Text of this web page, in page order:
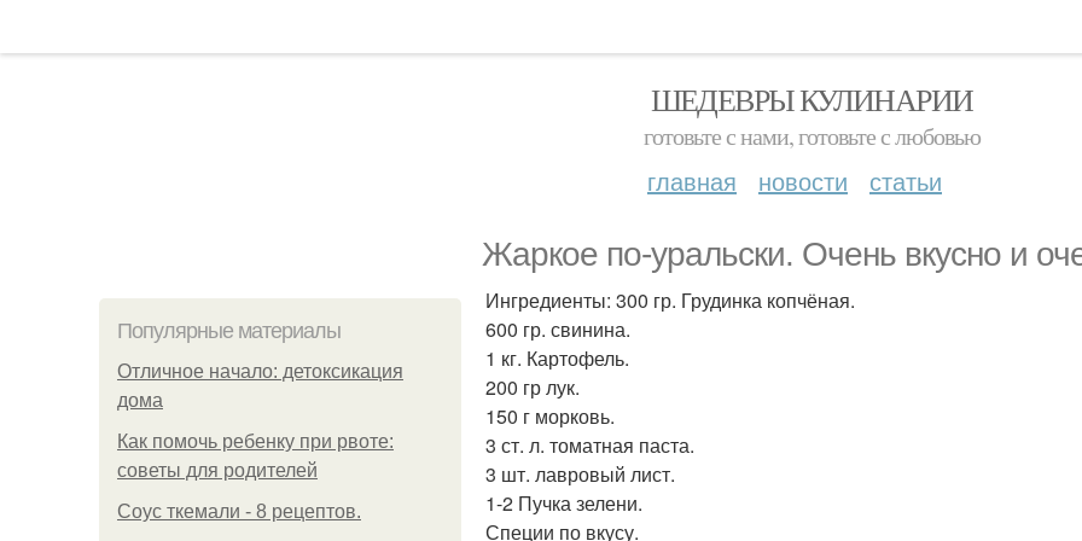
ШЕДЕВРЫ КУЛИНАРИИ
готовьте с нами, готовьте с любовью
главная новости статьи
Жаркое по-уральски. Очень вкусно и
Популярные материалы
Отличное начало: детоксикация
дома
Как помочь ребенку при рвоте:
советы для родителей
Соус ткемали - 8 рецептов.
Ингредиенты: 300 гр. Грудинка копчёная.
600 гр. свинина.
1 кг. Картофель.
200 гр лук.
150 г морковь.
3 ст. л. томатная паста.
3 шт. лавровый лист.
1-2 Пучка зелени.
Специи по вкусу.